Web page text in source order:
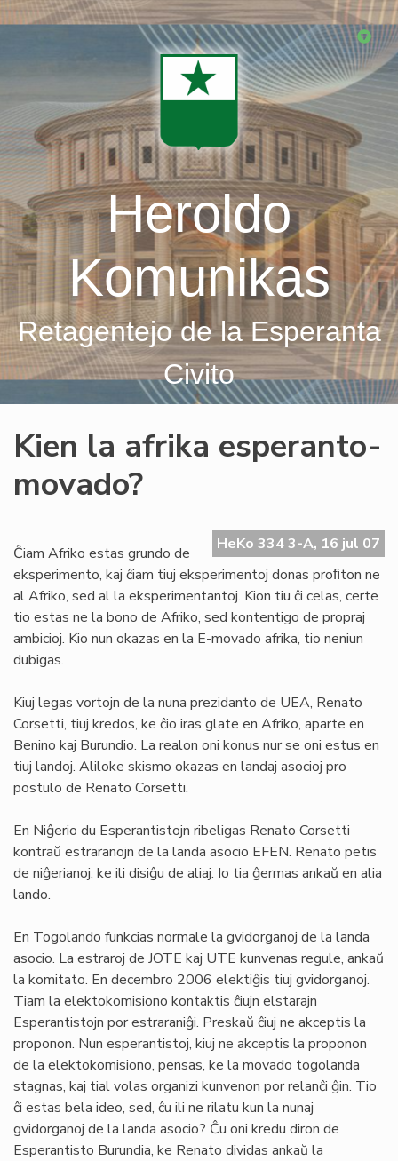
Skip
Heroldo
Komunikas
Retagentejo de la Esperanta
Civito
Kien la afrika esperanto-
movado?
HeKo 334 3-A, 16 jul 07
Ĉiam Afriko estas grundo de
eksperimento, kaj ĉiam tiuj eksperimentoj donas proﬁton ne
al Afriko, sed al la eksperimentantoj. Kion tiu ĉi celas, certe
tio estas ne la bono de Afriko, sed kontentigo de propraj
ambicioj. Kio nun okazas en la E-movado afrika, tio neniun
dubigas.
Kiuj legas vortojn de la nuna prezidanto de UEA, Renato
Corsetti, tiuj kredos, ke ĉio iras glate en Afriko, aparte en
Benino kaj Burundio. La realon oni konus nur se oni estus en
tiuj landoj. Aliloke skismo okazas en landaj asocioj pro
postulo de Renato Corsetti.
En Niĝerio du Esperantistojn ribeligas Renato Corsetti
kontraŭ estraranojn de la landa asocio EFEN. Renato petis
de niĝerianoj, ke ili disiĝu de aliaj. Io tia ĝermas ankaŭ en alia
lando.
En Togolando funkcias normale la gvidorganoj de la landa
asocio. La estraroj de JOTE kaj UTE kunvenas regule, ankaŭ
la komitato. En decembro 2006 elektiĝis tiuj gvidorganoj.
Tiam la elektokomisiono kontaktis ĉiujn elstarajn
Esperantistojn por estraraniĝi. Preskaŭ ĉiuj ne akceptis la
proponon. Nun esperantistoj, kiuj ne akceptis la proponon
de la elektokomisiono, pensas, ke la movado togolanda
stagnas, kaj tial volas organizi kunvenon por relanĉi ĝin. Tio
ĉi estas bela ideo, sed, ĉu ili ne rilatu kun la nunaj
gvidorganoj de la landa asocio? Ĉu oni kredu diron de
Esperantisto Burundia, ke Renato dividas ankaŭ la